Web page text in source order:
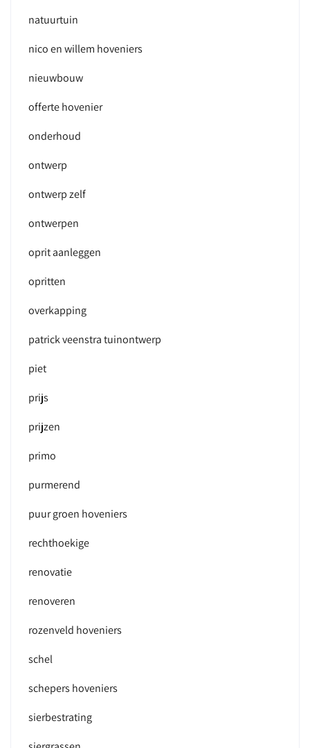
natuurtuin
nico en willem hoveniers
nieuwbouw
offerte hovenier
onderhoud
ontwerp
ontwerp zelf
ontwerpen
oprit aanleggen
opritten
overkapping
patrick veenstra tuinontwerp
piet
prijs
prijzen
primo
purmerend
puur groen hoveniers
rechthoekige
renovatie
renoveren
rozenveld hoveniers
schel
schepers hoveniers
sierbestrating